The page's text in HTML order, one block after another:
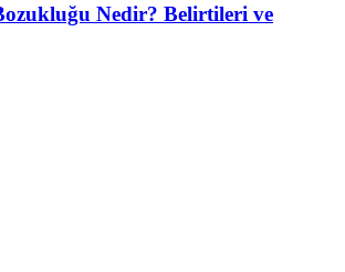
Nedir? Belirtileri ve